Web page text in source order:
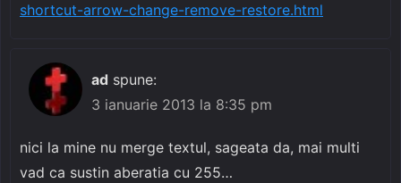
shortcut-arrow-change-remove-restore.html
ad spune:
3 ianuarie 2013 la 8:35 pm
nici la mine nu merge textul, sageata da, mai multi
vad ca sustin aberatia cu 255…